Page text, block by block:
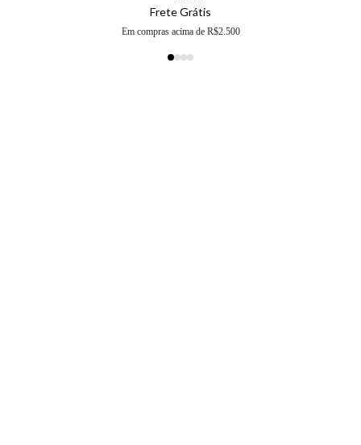
Frete Grátis
Em compras acima de R$2.500